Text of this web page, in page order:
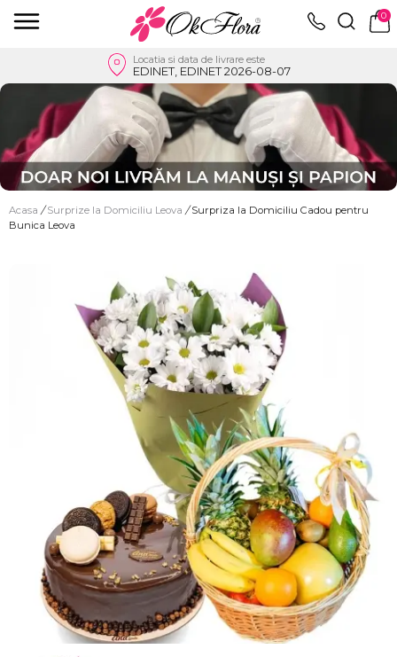
0
Locatia si data de livrare este
EDINET, EDINET 2026-08-07
Acasa / Surprize la Domiciliu Leova / Surpriza la Domiciliu Cadou pentru
Bunica Leova